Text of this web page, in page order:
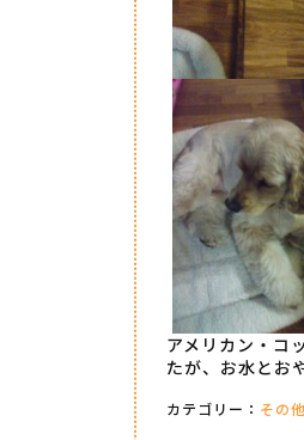
アメリカン・コ
たが、お水とお
カテゴリー： その他